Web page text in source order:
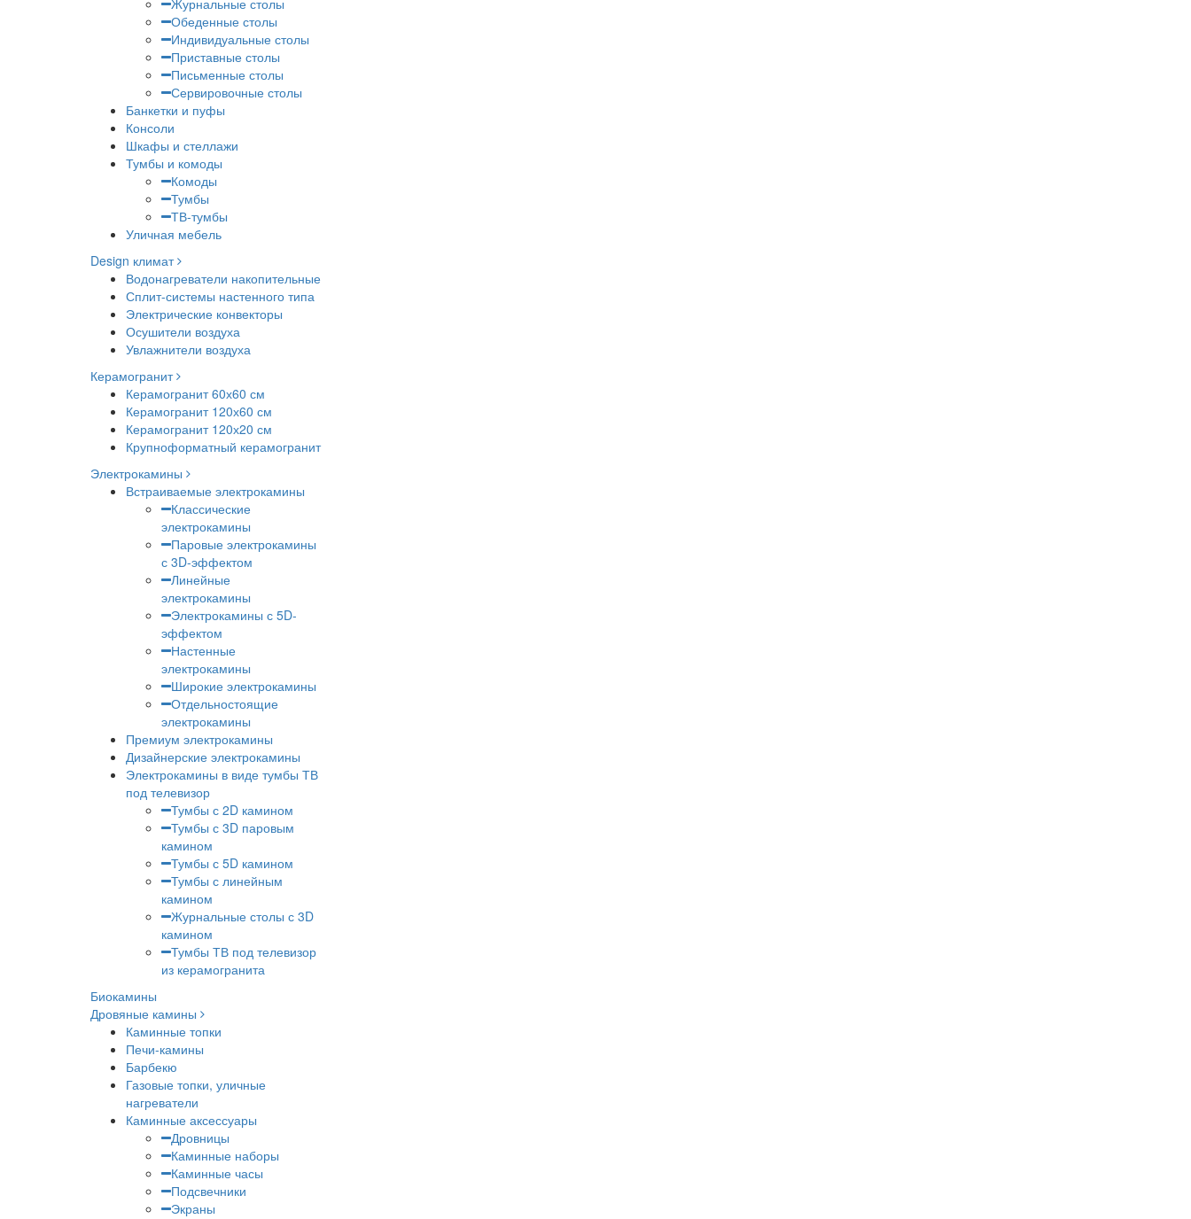
Журнальные столы
Обеденные столы
Индивидуальные столы
Приставные столы
Письменные столы
Сервировочные столы
Банкетки и пуфы
Консоли
Шкафы и стеллажи
Тумбы и комоды
Комоды
Тумбы
ТВ-тумбы
Уличная мебель
Design климат
Водонагреватели накопительные
Сплит-системы настенного типа
Электрические конвекторы
Осушители воздуха
Увлажнители воздуха
Керамогранит
Керамогранит 60х60 см
Керамогранит 120х60 см
Керамогранит 120х20 см
Крупноформатный керамогранит
Электрокамины
Встраиваемые электрокамины
Классические
электрокамины
Паровые электрокамины
с 3D-эффектом
Линейные
электрокамины
Электрокамины с 5D-
эффектом
Настенные
электрокамины
Широкие электрокамины
Отдельностоящие
электрокамины
Премиум электрокамины
Дизайнерские электрокамины
Электрокамины в виде тумбы ТВ
под телевизор
Тумбы с 2D камином
Тумбы с 3D паровым
камином
Тумбы с 5D камином
Тумбы с линейным
камином
Журнальные столы с 3D
камином
Тумбы ТВ под телевизор
из керамогранита
Биокамины
Дровяные камины
Каминные топки
Печи-камины
Барбекю
Газовые топки, уличные
нагреватели
Каминные аксессуары
Дровницы
Каминные наборы
Каминные часы
Подсвечники
Экраны